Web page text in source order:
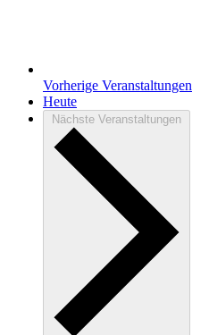
Vorherige Veranstaltungen
Heute
Nächste Veranstaltungen